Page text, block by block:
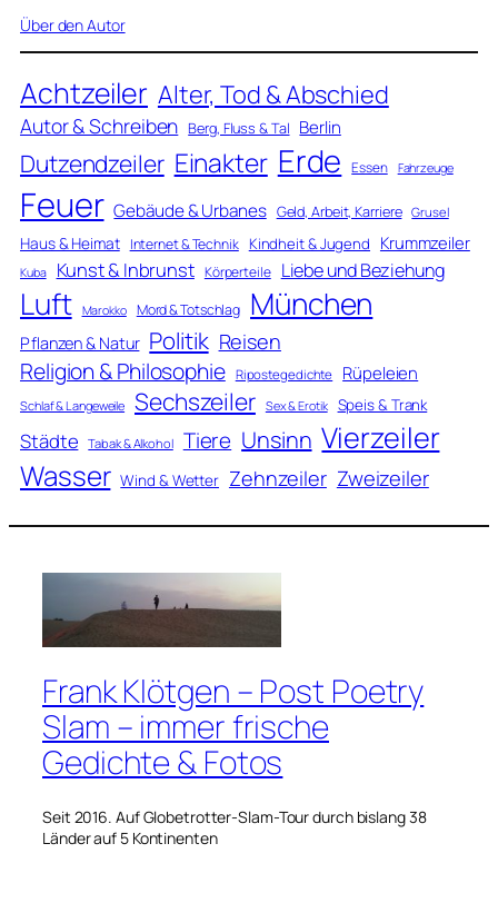
Über den Autor
Achtzeiler Alter, Tod & Abschied
Autor & Schreiben Berg, Fluss & Tal Berlin
Dutzendzeiler Einakter Erde Essen Fahrzeuge
Feuer Gebäude & Urbanes Geld, Arbeit, Karriere Grusel
Haus & Heimat Internet & Technik Kindheit & Jugend Krummzeiler
Kuba Kunst & Inbrunst Körperteile Liebe und Beziehung
Luft Marokko Mord & Totschlag München
Pflanzen & Natur Politik Reisen
Religion & Philosophie Ripostegedichte Rüpeleien
Schlaf & Langeweile Sechszeiler Sex & Erotik Speis & Trank
Städte Tabak & Alkohol Tiere Unsinn Vierzeiler
Wasser Wind & Wetter Zehnzeiler Zweizeiler
Frank Klötgen – Post Poetry
Slam – immer frische
Gedichte & Fotos
Seit 2016. Auf Globetrotter-Slam-Tour durch bislang 38
Länder auf 5 Kontinenten